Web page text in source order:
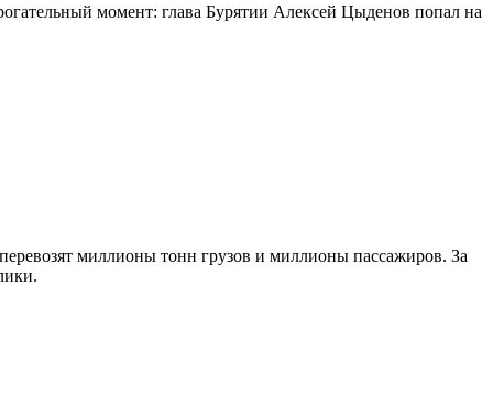
момент: глава Бурятии Алексей Цыденов попал на
миллионы тонн грузов и миллионы пассажиров. За